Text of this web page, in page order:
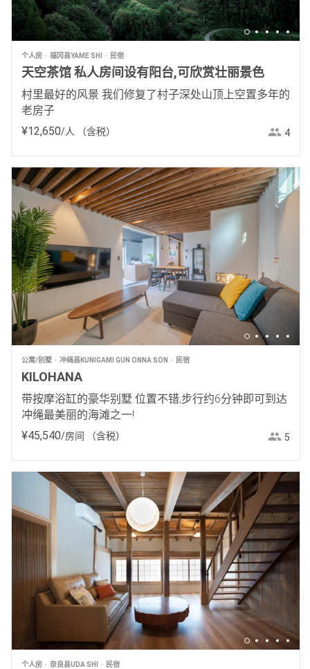
个人房 福冈县YAME SHI 民宿
天空茶馆 私人房间设有阳台,可欣赏壮丽景色
村里最好的风景 我们修复了村子深处山顶上空置多年的
老房子
¥12,650/人 （含税） 4
公寓/别墅 冲绳县KUNIGAMI GUN ONNA SON 民宿
KILOHANA
带按摩浴缸的豪华别墅 位置不错,步行约6分钟即可到达
冲绳最美丽的海滩之一!
¥45,540/房间 （含税） 5
个人房 奈良县UDA SHI 民宿